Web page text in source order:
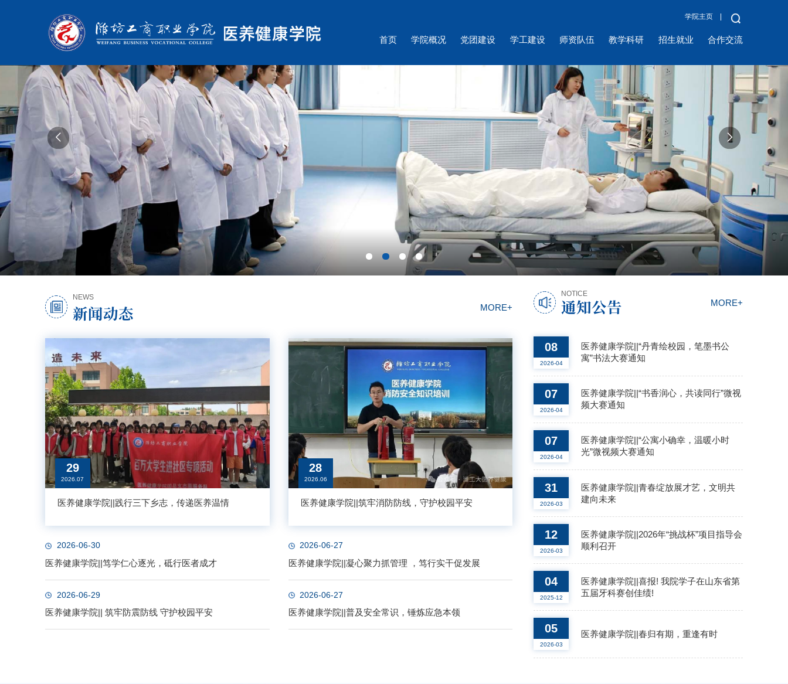
学院主页
首页 学院概况 党团建设 学工建设 师资队伍 教学科研 招生就业 合作交流
NEWS
新闻动态 MORE+
29
2026.07
医养健康学院||践行三下乡志，传递医养温情
2026-06-30
医养健康学院||笃学仁心逐光，砥行医者成才
2026-06-29
医养健康学院|| 筑牢防震防线 守护校园平安
28
2026.06
医养健康学院||筑牢消防防线，守护校园平安
2026-06-27
医养健康学院||凝心聚力抓管理 ，笃行实干促发展
2026-06-27
医养健康学院||普及安全常识，锤炼应急本领
NOTICE
通知公告 MORE+
08
2026-04
医养健康学院||“丹青绘校园，笔墨书公
寓”书法大赛通知
07
2026-04
医养健康学院||“书香润心，共读同行”微视
频大赛通知
07
2026-04
医养健康学院||“公寓小确幸，温暖小时
光”微视频大赛通知
31
2026-03
医养健康学院||青春绽放展才艺，文明共
建向未来
12
2026-03
医养健康学院||2026年“挑战杯”项目指导会
顺利召开
04
2025-12
医养健康学院||喜报! 我院学子在山东省第
五届牙科赛创佳绩!
05
2026-03
医养健康学院||春归有期，重逢有时